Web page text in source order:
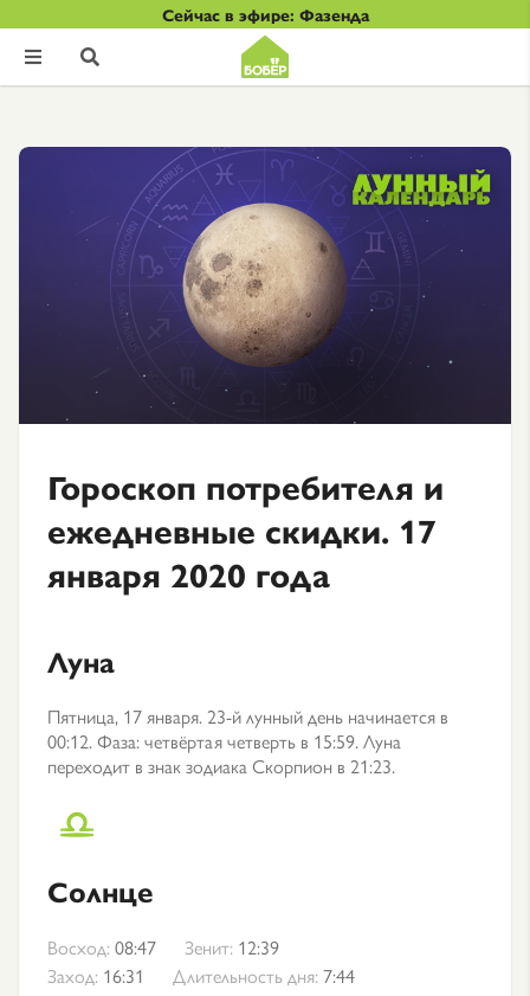
Сейчас в эфире: Фазенда
 
Гороскоп потребителя и
ежедневные скидки. 17
января 2020 года
Луна
Пятница, 17 января. 23-й лунный день начинается в
00:12. Фаза: четвёртая четверть в 15:59. Луна
переходит в знак зодиака Скорпион в 21:23.
Солнце
Восход: 08:47 Зенит: 12:39
Заход: 16:31 Длительность дня: 7:44